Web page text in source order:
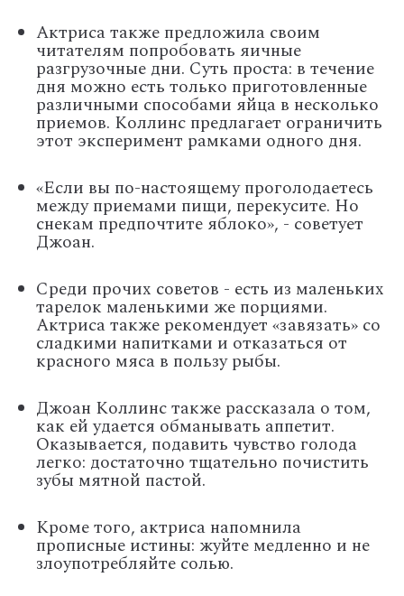
Актриса также предложила своим
читателям попробовать яичные
разгрузочные дни. Суть проста: в течение
дня можно есть только приготовленные
различными способами яйца в несколько
приемов. Коллинс предлагает ограничить
этот эксперимент рамками одного дня.
«Если вы по-настоящему проголодаетесь
между приемами пищи, перекусите. Но
снекам предпочтите яблоко», - советует
Джоан.
Среди прочих советов - есть из маленьких
тарелок маленькими же порциями.
Актриса также рекомендует «завязать» со
сладкими напитками и отказаться от
красного мяса в пользу рыбы.
Джоан Коллинс также рассказала о том,
как ей удается обманывать аппетит.
Оказывается, подавить чувство голода
легко: достаточно тщательно почистить
зубы мятной пастой.
Кроме того, актриса напомнила
прописные истины: жуйте медленно и не
злоупотребляйте солью.